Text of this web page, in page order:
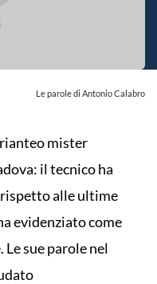
Le parole di Antonio Calabro
mister
il tecnico ha
alle ultime
evidenziato come
sue parole nel